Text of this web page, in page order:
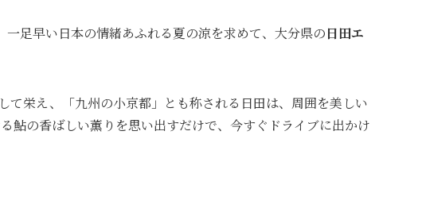
足早い日本の情緒あふれる夏の涼を求めて、大分県の日田エ
栄え、「九州の小京都」とも称される日田は、周囲を美しい
鮎の香ばしい薫りを思い出すだけで、今すぐドライブに出かけ